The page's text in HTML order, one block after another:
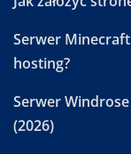
Serwer
hosting?
Serwer
(2026)